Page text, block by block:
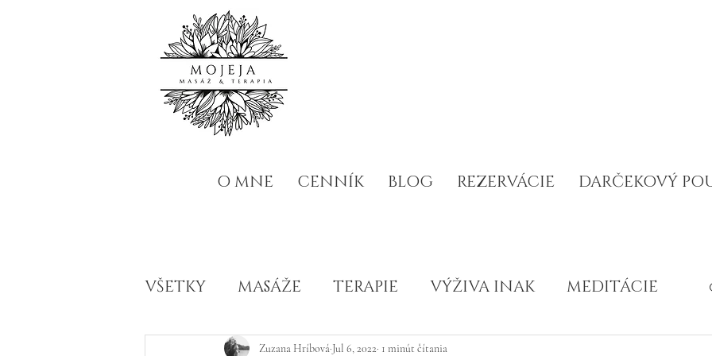
O MNE CENNÍK BLOG REZERVÁCIE DARČEKOVÝ
VŠETKY MASÁŽE TERAPIE VÝŽIVA INAK MEDITÁCIE
MADEROTERAPIA ZDRAVIE A ROZVOJ
Zuzana Hríbová Jul 6, 2022 1 minút čítania